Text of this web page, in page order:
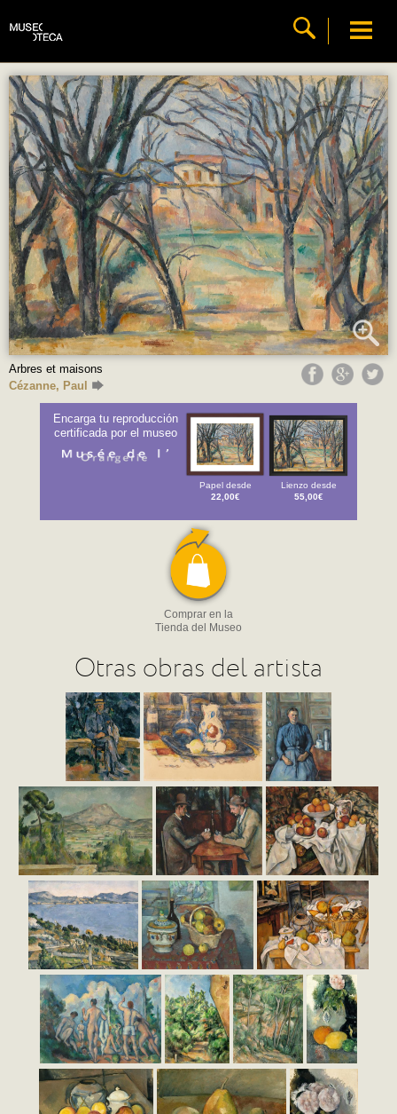
Arbres et maisons
Cézanne, Paul
Encarga tu reproducción
certificada por el museo
Papel desde
22,00€
Lienzo desde
55,00€
Comprar en la
Tienda del Museo
Otras obras del artista